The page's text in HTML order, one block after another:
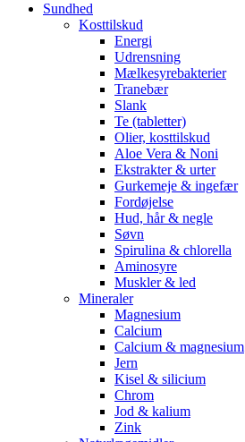
Sundhed
Kosttilskud
Energi
Udrensning
Mælkesyrebakterier
Tranebær
Slank
Te (tabletter)
Olier, kosttilskud
Aloe Vera & Noni
Ekstrakter & urter
Gurkemeje & ingefær
Fordøjelse
Hud, hår & negle
Søvn
Spirulina & chlorella
Aminosyre
Muskler & led
Mineraler
Magnesium
Calcium
Calcium & magnesium
Jern
Kisel & silicium
Chrom
Jod & kalium
Zink